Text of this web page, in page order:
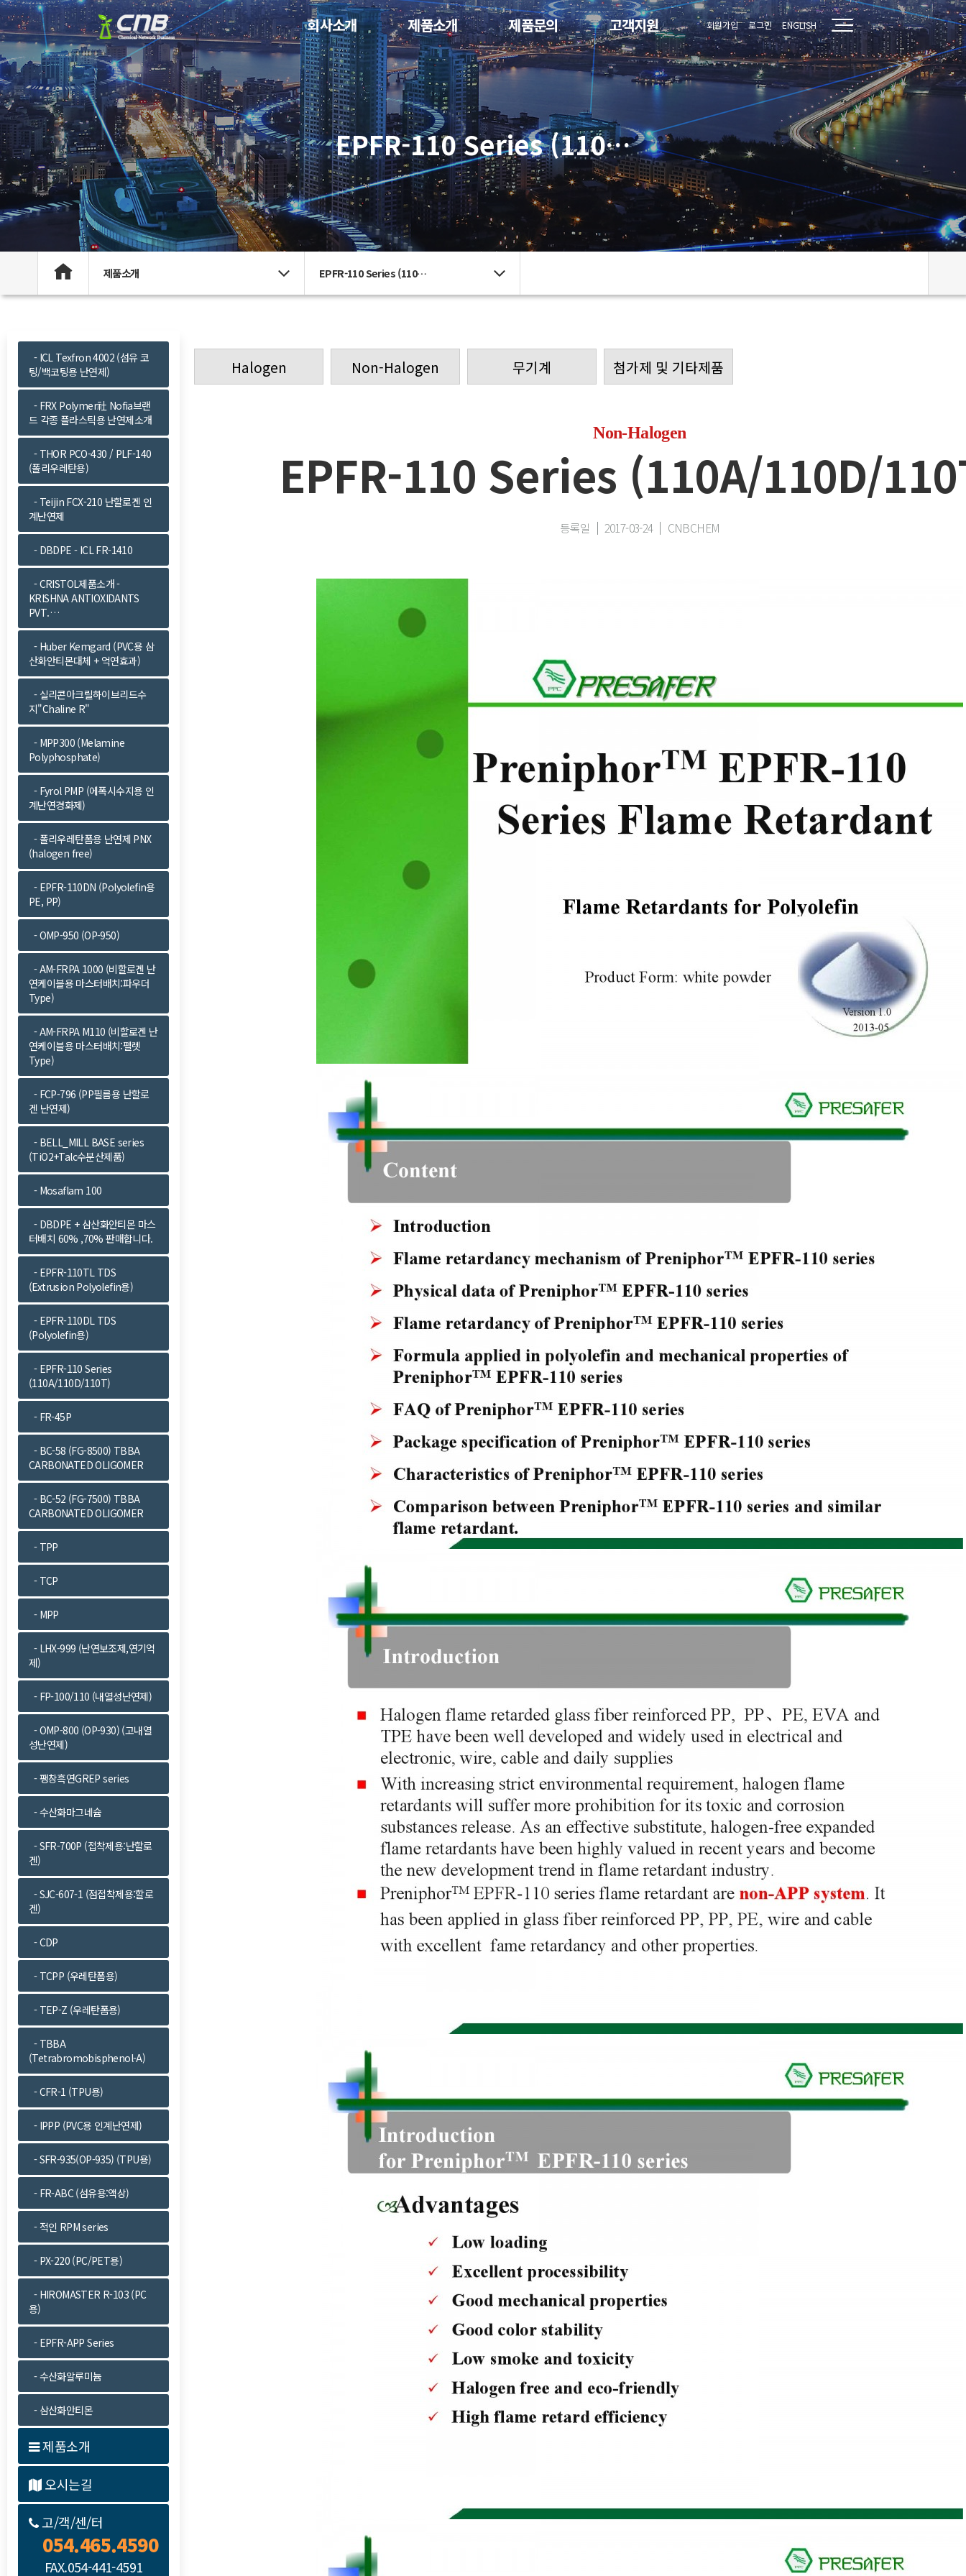
회사소개 제품소개 제품문의 고객지원 회원가입 로그인 ENGLISH
EPFR-110 Series (110…
제품소개 EPFR-110 Series (110…
- ICL Texfron 4002 (섬유 코
팅/백코팅용 난연제)
- FRX Polymer社 Nofia브랜
드 각종 플라스틱용 난연제소개
- THOR PCO-430 / PLF-140
(폴리우레탄용)
- Teijin FCX-210 난할로겐 인
계난연제
- DBDPE - ICL FR-1410
- CRISTOL제품소개 -
KRISHNA ANTIOXIDANTS
PVT.…
- Huber Kemgard (PVC용 삼
산화안티몬대체 + 억연효과)
- 실리콘아크릴하이브리드수
지"Chaline R"
- MPP300 (Melamine
Polyphosphate)
- Fyrol PMP (에폭시수지용 인
계난연경화제)
- 폴리우레탄폼용 난연제 PNX
(halogen free)
- EPFR-110DN (Polyolefin용
PE, PP)
- OMP-950 (OP-950)
- AM-FRPA 1000 (비할로겐 난
연케이블용 마스터배치:파우더
Type)
- AM-FRPA M110 (비할로겐 난
연케이블용 마스터배치:펠렛
Type)
- FCP-796 (PP필름용 난할로
겐 난연제)
- BELL_MILL BASE series
(TiO2+Talc수분산제품)
- Mosaflam 100
- DBDPE + 삼산화안티몬 마스
터배치 60% ,70% 판매합니다.
- EPFR-110TL TDS
(Extrusion Polyolefin용)
- EPFR-110DL TDS
(Polyolefin용)
- EPFR-110 Series
(110A/110D/110T)
- FR-45P
- BC-58 (FG-8500) TBBA
CARBONATED OLIGOMER
- BC-52 (FG-7500) TBBA
CARBONATED OLIGOMER
- TPP
- TCP
- MPP
- LHX-999 (난연보조제,연기억
제)
- FP-100/110 (내열성난연제)
- OMP-800 (OP-930) (고내열
성난연제)
- 팽창흑연GREP series
- 수산화마그네슘
- SFR-700P (접착제용:난할로
겐)
- SJC-607-1 (점접착제용:할로
겐)
- CDP
- TCPP (우레탄폼용)
- TEP-Z (우레탄폼용)
- TBBA
(Tetrabromobisphenol-A)
- CFR-1 (TPU용)
- IPPP (PVC용 인계난연제)
- SFR-935(OP-935) (TPU용)
- FR-ABC (섬유용:액상)
- 적인 RPM series
- PX-220 (PC/PET용)
- HIROMASTER R-103 (PC
용)
- EPFR-APP Series
- 수산화알루미늄
- 삼산화안티몬
제품소개
오시는길
고/객/센/터
054.465.4590
FAX.054-441-4591
Halogen Non-Halogen 무기계 첨가제 및 기타제품
Non-Halogen
EPFR-110 Series (110A/110D/
등록일 2017-03-24 CNBCHEM